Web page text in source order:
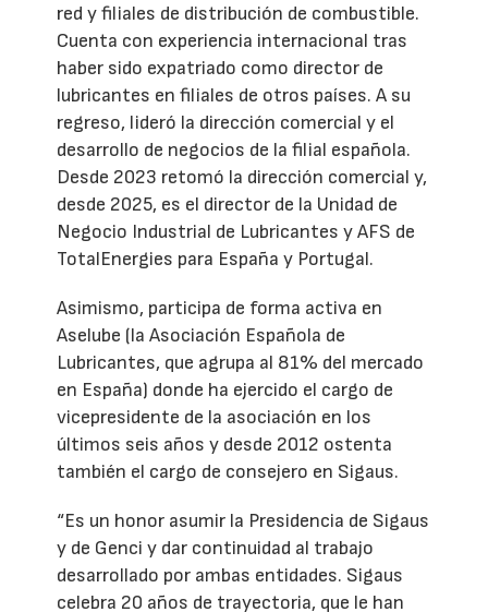
red y filiales de distribución de combustible.
Cuenta con experiencia internacional tras
haber sido expatriado como director de
lubricantes en filiales de otros países. A su
regreso, lideró la dirección comercial y el
desarrollo de negocios de la filial española.
Desde 2023 retomó la dirección comercial y,
desde 2025, es el director de la Unidad de
Negocio Industrial de Lubricantes y AFS de
TotalEnergies para España y Portugal.
Asimismo, participa de forma activa en
Aselube (la Asociación Española de
Lubricantes, que agrupa al 81% del mercado
en España) donde ha ejercido el cargo de
vicepresidente de la asociación en los
últimos seis años y desde 2012 ostenta
también el cargo de consejero en Sigaus.
“Es un honor asumir la Presidencia de Sigaus
y de Genci y dar continuidad al trabajo
desarrollado por ambas entidades. Sigaus
celebra 20 años de trayectoria, que le han